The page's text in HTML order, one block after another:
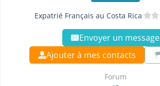
Expatrié Français au Costa Rica
Envoyer un message
Ajouter à mes contacts
Forum